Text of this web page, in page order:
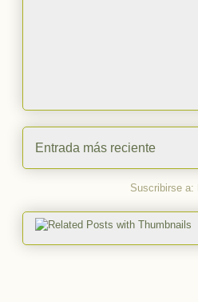
Entrada más reciente
Suscribirse a: